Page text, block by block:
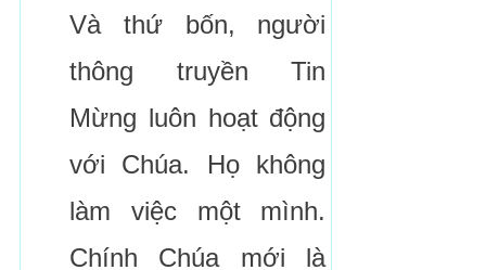
Và thứ bốn, người
thông truyền Tin
Mừng luôn hoạt động
với Chúa. Họ không
làm việc một mình.
Chính Chúa mới là